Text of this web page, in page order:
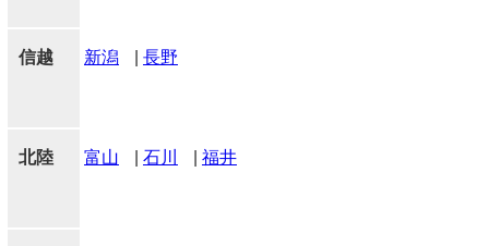
信越 新潟 長野
北陸 富山 石川 福井